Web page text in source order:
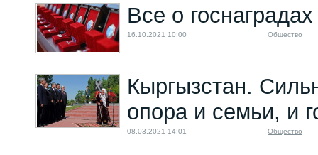
Все о
16.10.2021 10:00 Общество
Кыргызстан.
опора и семьи, и
08.03.2021 14:01 Общество